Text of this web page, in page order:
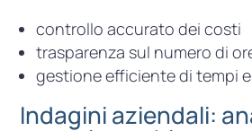
controllo accurato dei costi
trasparenza sul numero di
gestione efficiente di tempi
Indagini aziendali: